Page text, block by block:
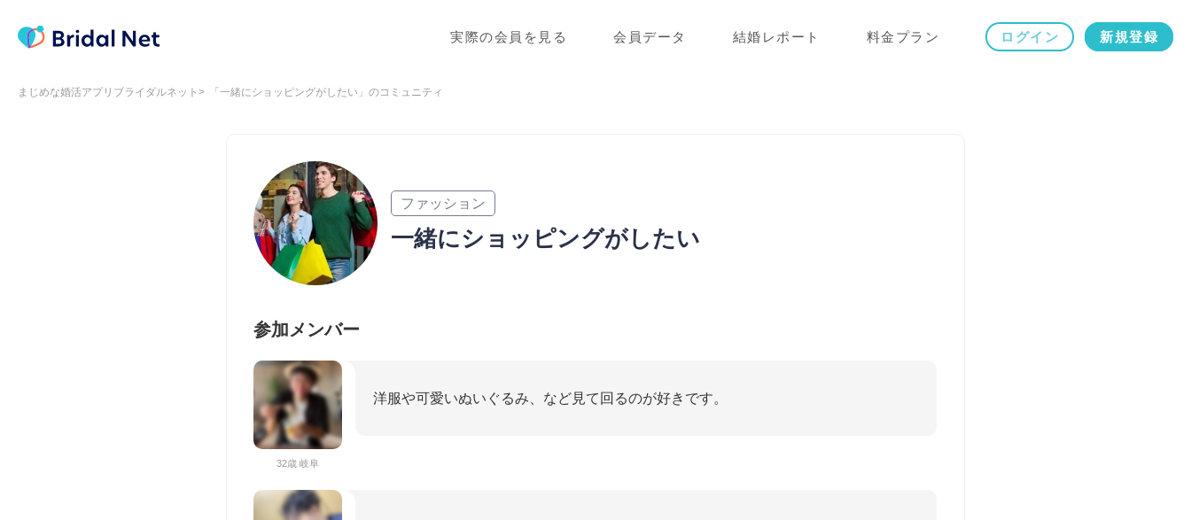
実際の会員を見る 会員データ 結婚レポート 料金プラン ログイン 新規登録
まじめな婚活アプリブライダルネット 「一緒にショッピングがしたい」のコミュニティ
ファッション
一緒にショッピングがしたい
参加メンバー
32歳 岐阜
洋服や可愛いぬいぐるみ、など見て回るのが好きです。